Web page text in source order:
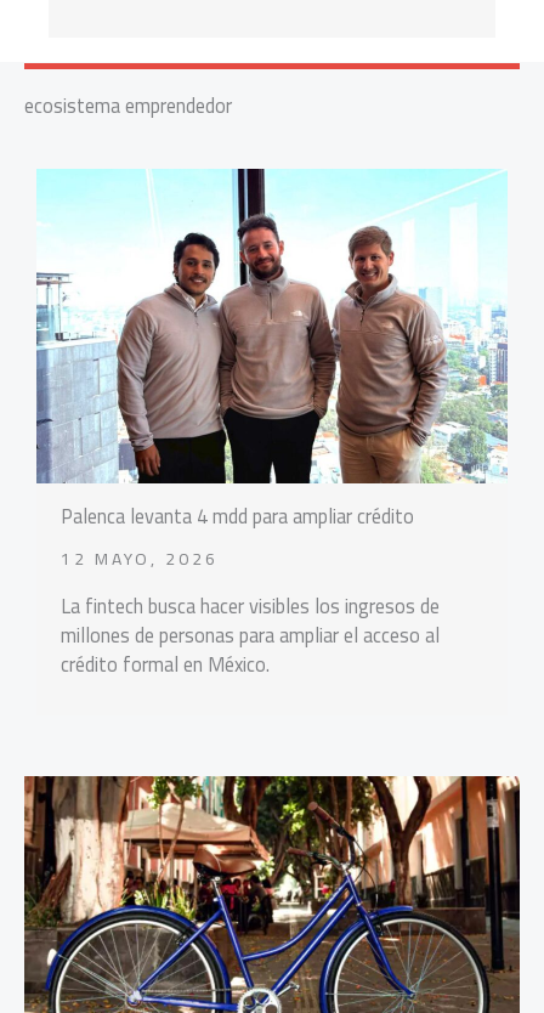
ecosistema emprendedor
Palenca levanta 4 mdd para ampliar crédito
12 MAYO, 2026
La fintech busca hacer visibles los ingresos de
millones de personas para ampliar el acceso al
crédito formal en México.